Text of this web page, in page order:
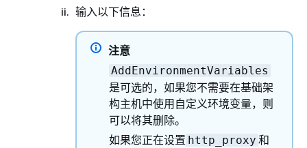
输入以下信息：
注意
AddEnvironmentVariables
是可选的，如果您不需要在基础架
构主机中使用自定义环境变量，则
可以将其删除。
如果您正在设置 http_proxy 和